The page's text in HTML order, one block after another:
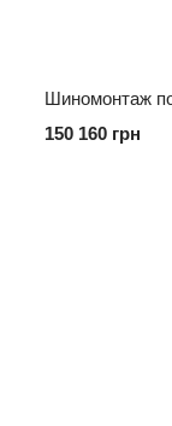
Шиномонтаж
150 160 грн